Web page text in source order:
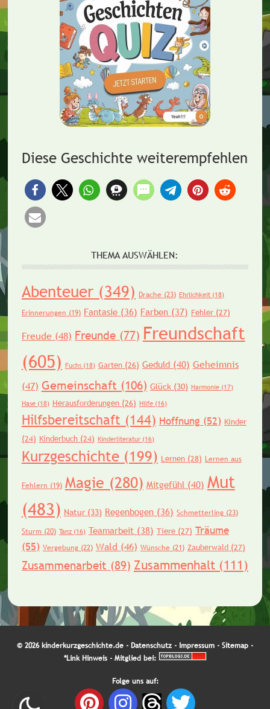
Diese Geschichte weiterempfehlen
THEMA AUSWÄHLEN:
Abenteuer(349) Drache (23) Ehrlichkeit(18)
Erinnerungen (19) Fantasie(36) Farben(37) Fehler(27)
Freude(48) Freunde(77) Freundschaft
(605) Fuchs(18) Garten(26) Geduld(40) Geheimnis
(47) Gemeinschaft(106) Glück(30) Harmonie(17)
Hase(18) Herausforderungen(26) Hilfe(16)
Hilfsbereitschaft (144) Hoffnung (52) Kinder
(24) Kinderbuch(24) Kinderliteratur(16)
Kurzgeschichte(199) Lernen(28) Lernen aus
Fehlern (19) Magie (280) Mitgefühl(40) Mut
(483) Natur(33) Regenbogen(36) Schmetterling(23)
Sturm(20) Tanz(16) Teamarbeit(38) Tiere(27) Träume
(55) Vergebung(22) Wald (46) Wünsche (21) Zauberwald(27)
Zusammenarbeit (89) Zusammenhalt(111)
© 2026 kinderkurzgeschichte.de - Datenschutz - Impressum - Sitemap -
*Link Hinweis- Mitglied bei:
Folge uns auf: